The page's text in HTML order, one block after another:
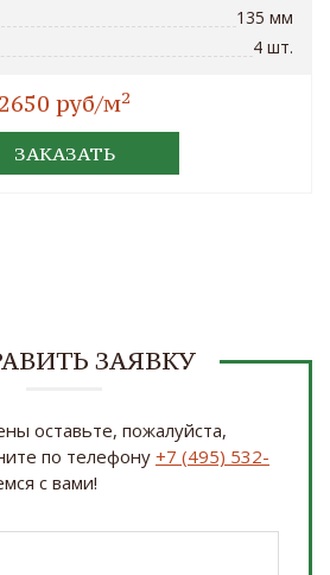
135 мм
4 шт.
2650 руб/м2
ЗАКАЗАТЬ
ЗАЯВКУ
оставьте, пожалуйста,
по телефону +7 (495) 532-
с вами!